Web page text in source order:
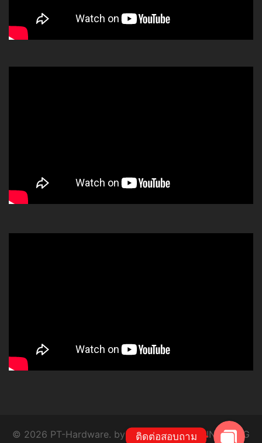
© 2026 PT-Hardware. by P.T. SYSTEM ENGINEERING
ติดต่อสอบถาม